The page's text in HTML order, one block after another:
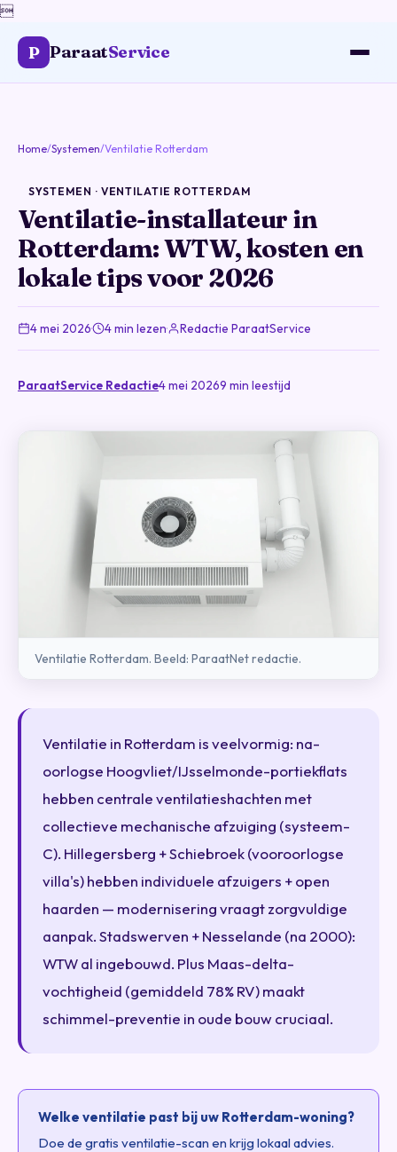

P ParaatService
Home/Systemen/Ventilatie Rotterdam
SYSTEMEN · VENTILATIE ROTTERDAM
Ventilatie-installateur in
Rotterdam: WTW, kosten en
lokale tips voor 2026
4 mei 2026· 4 min lezen· Redactie ParaatService
ParaatService Redactie4 mei 20269 min leestijd
Ventilatie Rotterdam. Beeld: ParaatNet redactie.
Ventilatie in Rotterdam is veelvormig: na-
oorlogse Hoogvliet/IJsselmonde-portiekflats
hebben centrale ventilatieshachten met
collectieve mechanische afzuiging (systeem-
C). Hillegersberg + Schiebroek (vooroorlogse
villa's) hebben individuele afzuigers + open
haarden — modernisering vraagt zorgvuldige
aanpak. Stadswerven + Nesselande (na 2000):
WTW al ingebouwd. Plus Maas-delta-
vochtigheid (gemiddeld 78% RV) maakt
schimmel-preventie in oude bouw cruciaal.
Welke ventilatie past bij uw Rotterdam-woning?
Doe de gratis ventilatie-scan en krijg lokaal advies.